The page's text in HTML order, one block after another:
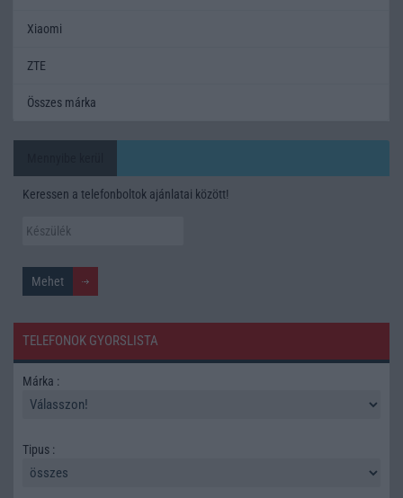
Xiaomi
ZTE
Összes márka
Keressen a telefonboltok ajánlatai között!
TELEFONOK GYORSLISTA
Márka :
Tipus :